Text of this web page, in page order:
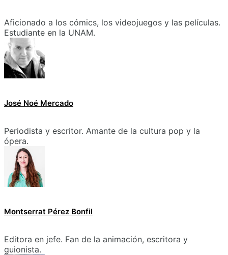
Aficionado a los cómics, los videojuegos y las películas.
Estudiante en la UNAM.
José Noé Mercado
Periodista y escritor. Amante de la cultura pop y la
ópera.
Montserrat Pérez Bonfil
Editora en jefe. Fan de la animación, escritora y
guionista.